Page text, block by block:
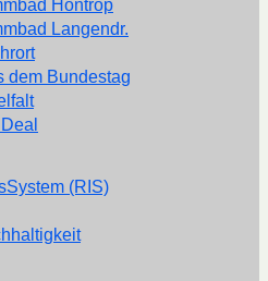
Höntrop
Langendr.
dem Bundestag
(RIS)